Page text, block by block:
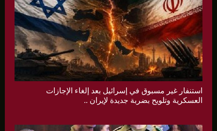
استنفار غير مسبوق في إسرائيل بعد إلغاء الإجازات
العسكرية وتلويح بضربة جديدة لإيران ..